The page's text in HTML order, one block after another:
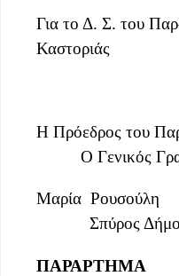
Για το Δ. Σ. του
Καστοριάς
Η Πρόεδρος
Ο Γενικός
Μαρία
Σπύρος
ΠΑΡΑΡΤΗΜΑ